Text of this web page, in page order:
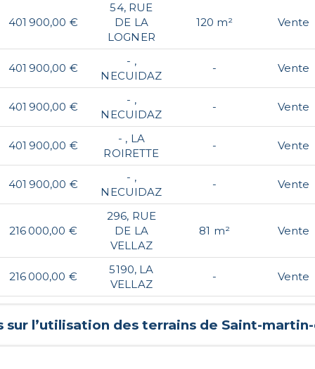
401 900,00 €
54, RUE
DE LA
LOGNER
120 m² Vente
401 900,00 €
- ,
NECUIDAZ
- Vente
401 900,00 €
- ,
NECUIDAZ
- Vente
401 900,00 €
- , LA
ROIRETTE
- Vente
401 900,00 €
- ,
NECUIDAZ
- Vente
216 000,00 €
296, RUE
DE LA
VELLAZ
81 m² Vente
216 000,00 €
5190, LA
VELLAZ
- Vente
sur l’utilisation des terrains de Saint-